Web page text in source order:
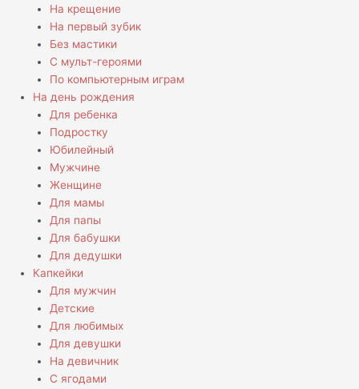
На крещение
На первый зубик
Без мастики
С мульт-героями
По компьютерным играм
На день рождения
Для ребенка
Подростку
Юбилейный
Мужчине
Женщине
Для мамы
Для папы
Для бабушки
Для дедушки
Капкейки
Для мужчин
Детские
Для любимых
Для девушки
На девичник
С ягодами